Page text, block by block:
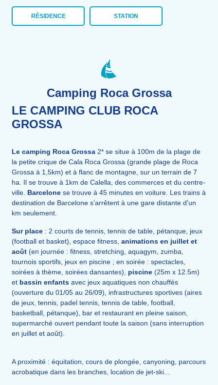
RÉSIDENCE STATION
Camping Roca Grossa
LE CAMPING CLUB ROCA
GROSSA
Le camping Roca Grossa 2* se situe à 100m de la plage de
la petite crique de Cala Roca Grossa (grande plage de Roca
Grossa à 1,5km) et à flanc de montagne, sur un terrain de 7
ha. Il se trouve à 1km de Calella, des commerces et du centre-
ville. Barcelone se trouve à 45 minutes en voiture. Les trains à
destination de Barcelone s’arrêtent à une gare distante d'un
km seulement.
Sur place : 2 courts de tennis, tennis de table, pétanque, jeux
(football et basket), espace fitness, animations en juillet et
août (en journée : fitness, stretching, aquagym, zumba,
tournois sportifs, jeux en piscine ; en soirée : spectacles,
soirées à thème, soirées dansantes), piscine (25m x 12.5m)
et bassin enfants avec jeux aquatiques non chauffés
(ouverture du 01/05 au 26/09), infrastructures sportives (aires
de jeux, tennis, padel tennis, tennis de table, football,
basketball, pétanque), bar et restaurant en pleine saison,
supermarché ouvert pendant toute la saison (sans interruption
en juillet et août).
A proximité : équitation, cours de plongée, canyoning, parcours
acrobatique dans les branches, location de jet-ski...